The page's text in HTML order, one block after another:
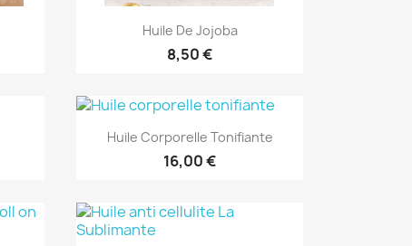
Aperçu rapide
Huile De Jojoba
8,50 €
Aperçu rapide
Huile Corporelle Tonifiante
16,00 €